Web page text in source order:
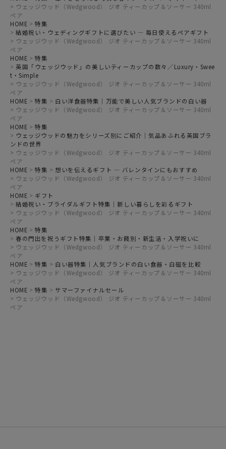
ウェッジウッド（Wedgwood） ジオ ティーカップ＆ソーサー 340ml
ペア
HOME
特集
結婚祝い・ウェディングギフトに選びたい ― 毎日使えるペアギフト
ウェッジウッド（Wedgwood） ジオ ティーカップ＆ソーサー 340ml
ペア
HOME
特集
英国「ウェッジウッド」の美しいティーカップの数々／Luxury・Swee
t・Simple
ウェッジウッド（Wedgwood） ジオ ティーカップ＆ソーサー 340ml
ペア
HOME
特集
白い洋食器特集｜万能で美しい人気ブランドの白い器
ウェッジウッド（Wedgwood） ジオ ティーカップ＆ソーサー 340ml
ペア
HOME
特集
ウェッジウッドの魅力をシリーズ別にご紹介｜気品あふれる英国ブラ
ンドの世界
ウェッジウッド（Wedgwood） ジオ ティーカップ＆ソーサー 340ml
ペア
HOME
特集
想いを伝えるギフト ― バレンタインにもおすすめ
ウェッジウッド（Wedgwood） ジオ ティーカップ＆ソーサー 340ml
ペア
HOME
ギフト
結婚祝い・ブライダルギフト特集｜新しい暮らしを彩るギフト
ウェッジウッド（Wedgwood） ジオ ティーカップ＆ソーサー 340ml
ペア
HOME
特集
春の門出を祝うギフト特集｜卒業・お餞別・新生活・入学祝いに
ウェッジウッド（Wedgwood） ジオ ティーカップ＆ソーサー 340ml
ペア
HOME
特集
白い器特集｜人気ブランドの白い食器・白磁を比較
ウェッジウッド（Wedgwood） ジオ ティーカップ＆ソーサー 340ml
ペア
HOME
特集
サマーファイナルセール
ウェッジウッド（Wedgwood） ジオ ティーカップ＆ソーサー 340ml
ペア